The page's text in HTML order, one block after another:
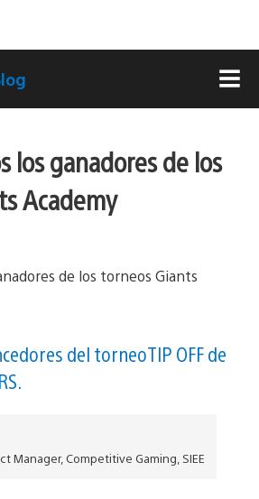
los ganadores de los
Academy
del torneo TIP OFF de
Manager, Competitive Gaming, SIEE